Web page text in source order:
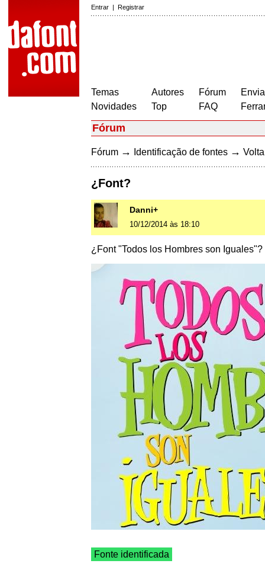
Entrar | Registrar
Temas
Novidades
Autores
Top
Fórum
FAQ
Fórum
Fórum → Identificação de fontes →
¿Font?
Danni+
10/12/2014 às 18:10
¿Font "Todos los Hombres son Iguales"?
Fonte identificada